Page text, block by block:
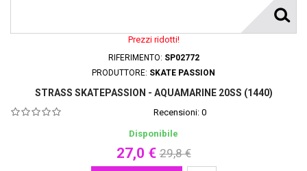
Prezzi ridotti!
RIFERIMENTO: SP02772
PRODUTTORE: SKATE PASSION
STRASS SKATEPASSION - AQUAMARINE 20SS (1440)
Recensioni: 0
Disponibile
27,0 € 29,8 €